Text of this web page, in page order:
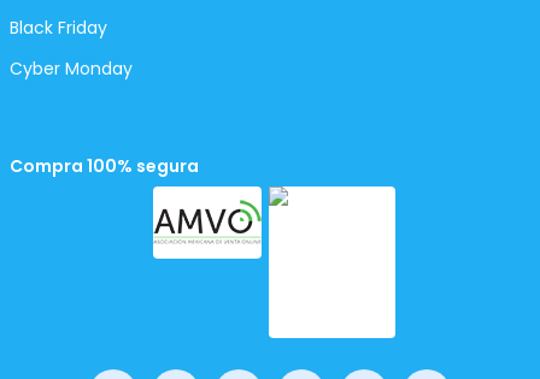
Black Friday
Cyber Monday
Compra 100% segura